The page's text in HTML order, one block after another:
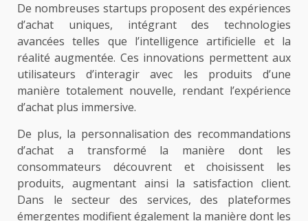
De nombreuses startups proposent des expériences
d’achat uniques, intégrant des technologies
avancées telles que l’intelligence artificielle et la
réalité augmentée. Ces innovations permettent aux
utilisateurs d’interagir avec les produits d’une
manière totalement nouvelle, rendant l’expérience
d’achat plus immersive.
De plus, la personnalisation des recommandations
d’achat a transformé la manière dont les
consommateurs découvrent et choisissent les
produits, augmentant ainsi la satisfaction client.
Dans le secteur des services, des plateformes
émergentes modifient également la manière dont les